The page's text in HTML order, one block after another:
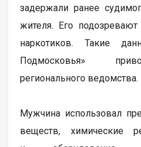
задержали ранее
жителя. Его
наркотиков. Такие
Подмосковья»
регионального ведомства.
Мужчина использовал
веществ, химические